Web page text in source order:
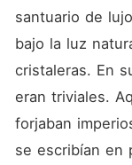
santuario de
bajo la luz
cristaleras. En
eran triviales.
forjaban
se escribían en